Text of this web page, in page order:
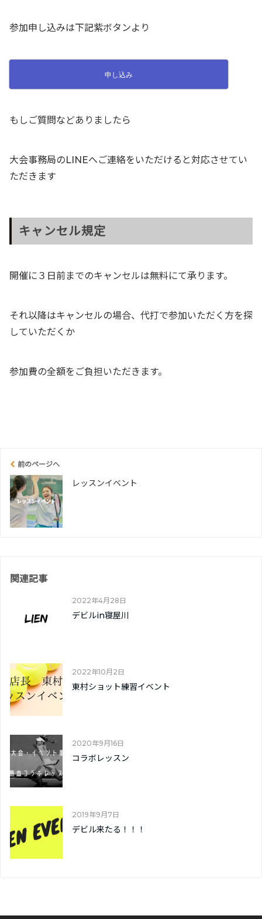
参加申し込みは下記紫ボタンより
申し込み
もしご質問などありましたら
大会事務局のLINEへご連絡をいただけると対応させてい
ただきます
キャンセル規定
開催に３日前までのキャンセルは無料にて承ります。
それ以降はキャンセルの場合、代打で参加いただく方を探
していただくか
参加費の全額をご負担いただきます。
前のページへ
レッスンイベント
関連記事
2022年4月28日
デビルin寝屋川
2022年10月2日
東村ショット練習イベント
2020年9月16日
コラボレッスン
2019年9月7日
デビル来たる！！！